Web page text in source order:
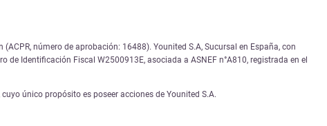
número de aprobación: 16488). Younited S.A, Sucursal en España, con
de Identificación Fiscal W2500913E, asociada a ASNEF n°A810, registrada en el
único propósito es poseer acciones de Younited S.A.